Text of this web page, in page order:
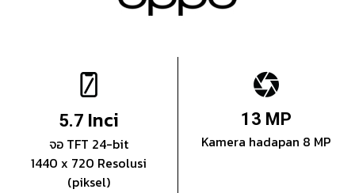
5.7 Inci
จอ TFT 24-bit
1440 x 720 Resolusi
(piksel)
13 MP
Kamera hadapan 8 MP